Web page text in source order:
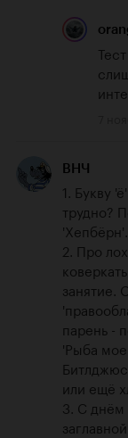
ВНЧ
1. Букву
трудно?
'Хепбёрн'.
2. Про
занятие.
парень -
'Рыба
или ещё
3. С днём